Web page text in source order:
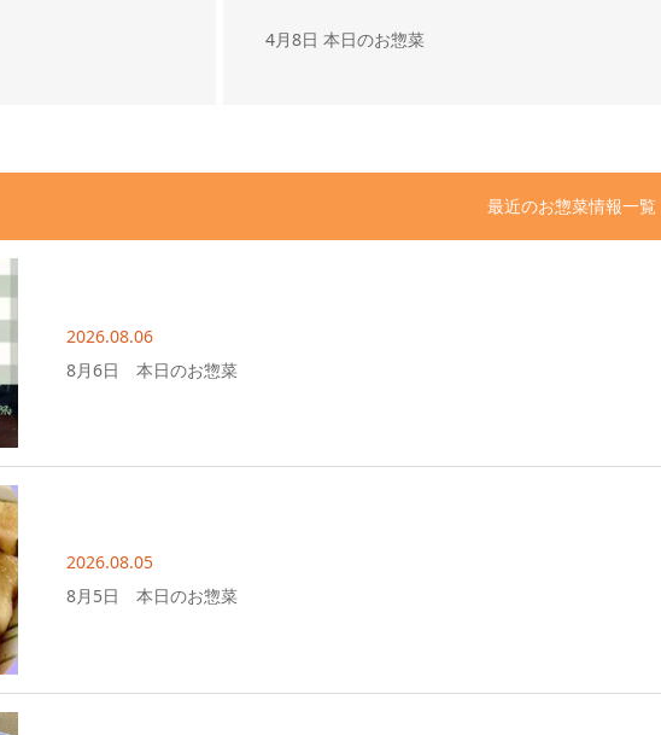
4月8日 本日のお惣菜
最近のお惣菜情報一覧
2026.08.06
8月6日 本日のお惣菜
2026.08.05
8月5日 本日のお惣菜